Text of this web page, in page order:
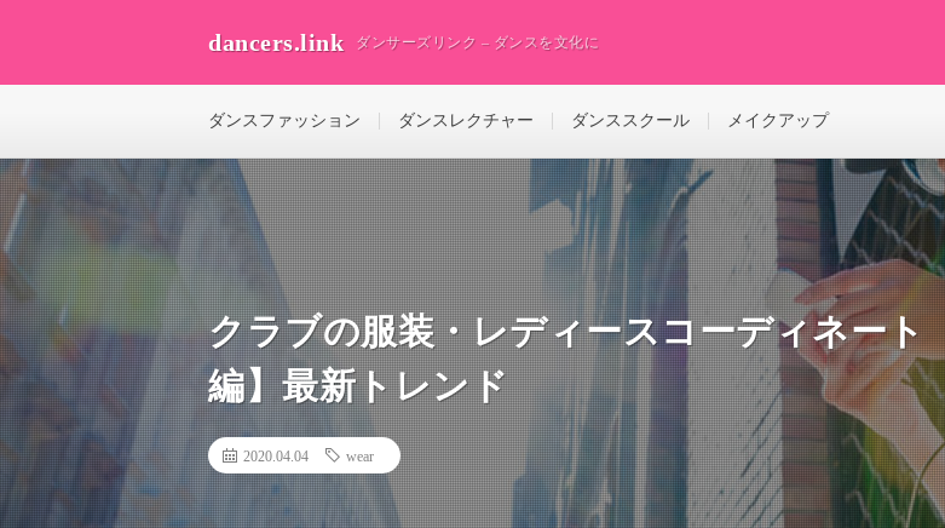
dancers.link ダンサーズリンク – ダンスを文化に
ダンスファッション ダンスレクチャー ダンススクール メイクアップ
クラブの服装・レディースコーディネート
編】最新トレンド
2020.04.04 wear